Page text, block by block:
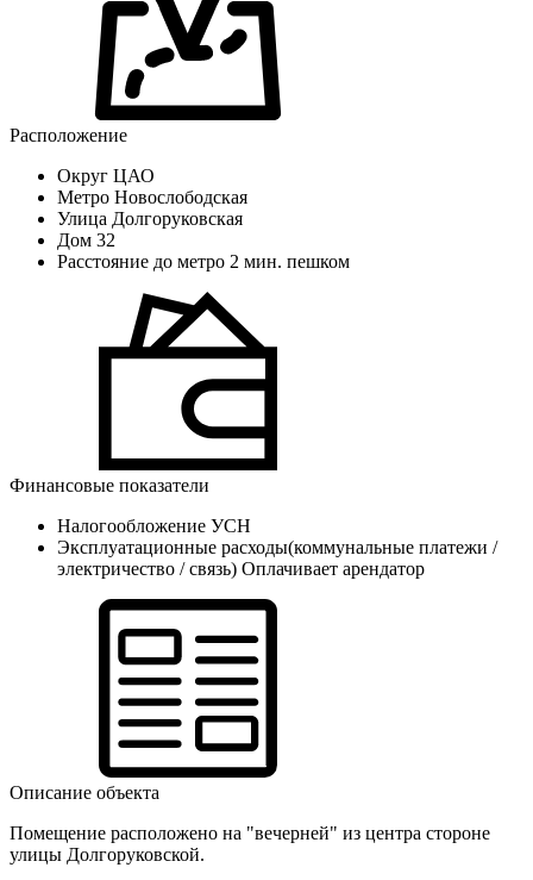
Расположение
Округ ЦАО
Метро Новослободская
Улица Долгоруковская
Дом 32
Расстояние до метро 2 мин. пешком
Финансовые показатели
Налогообложение УСН
Эксплуатационные расходы(коммунальные платежи /
электричество / связь) Оплачивает арендатор
Описание объекта
Помещение расположено на "вечерней" из центра стороне
улицы Долгоруковской.